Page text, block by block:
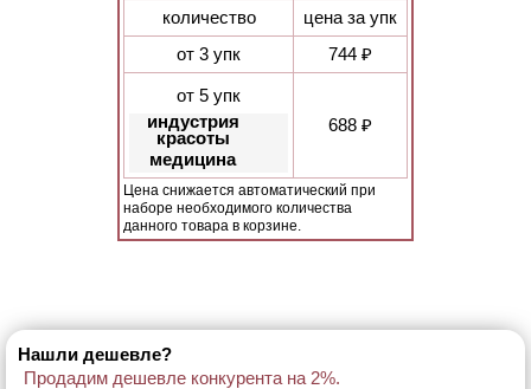
количество
цена за упк
от 3 упк
744 ₽
от 5 упк
индустрия
красоты
медицина
688 ₽
Цена снижается автоматический при
наборе необходимого количества
данного товара в корзине.
Нашли дешевле?
Продадим дешевле конкурента на 2%.